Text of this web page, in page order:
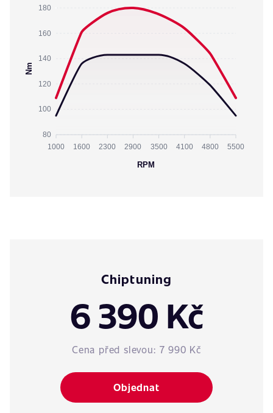
180
160
140
120
100
80
Nm
1000 1600 2300 2900 3500 4100 4800 5500
RPM
Chiptuning
6 390 Kč
Cena před slevou: 7 990 Kč
Objednat